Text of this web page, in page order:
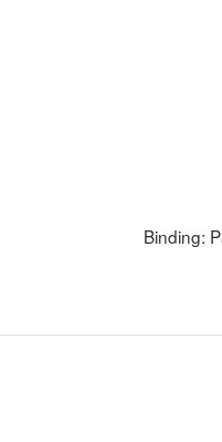
Binding: